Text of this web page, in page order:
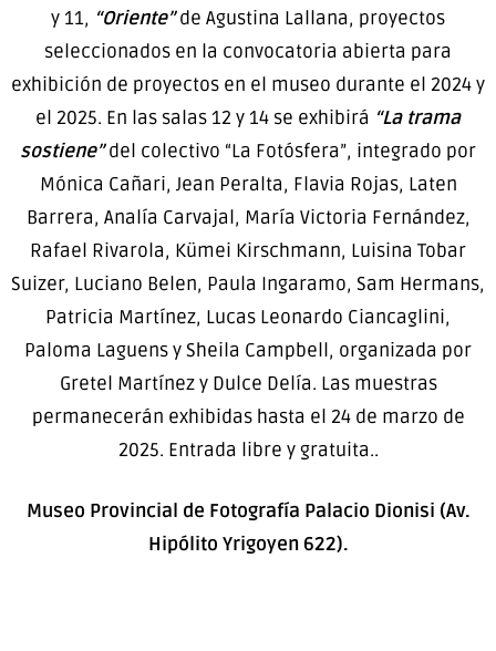
y 11, “Oriente”de Agustina Lallana, proyectos
seleccionados en la convocatoria abierta para
exhibición de proyectos en el museo durante el 2024 y
el 2025. En las salas 12 y 14 se exhibirá “La trama
sostiene”del colectivo “La Fotósfera”, integrado por
Mónica Cañari, Jean Peralta, Flavia Rojas, Laten
Barrera, Analía Carvajal, María Victoria Fernández,
Rafael Rivarola, Kümei Kirschmann, Luisina Tobar
Suizer, Luciano Belen, Paula Ingaramo, Sam Hermans,
Patricia Martínez, Lucas Leonardo Ciancaglini,
Paloma Laguens y Sheila Campbell, organizada por
Gretel Martínez y Dulce Delía. Las muestras
permanecerán exhibidas hasta el 24 de marzo de
2025. Entrada libre y gratuita..
Museo Provincial de Fotografía Palacio Dionisi (Av.
Hipólito Yrigoyen 622).